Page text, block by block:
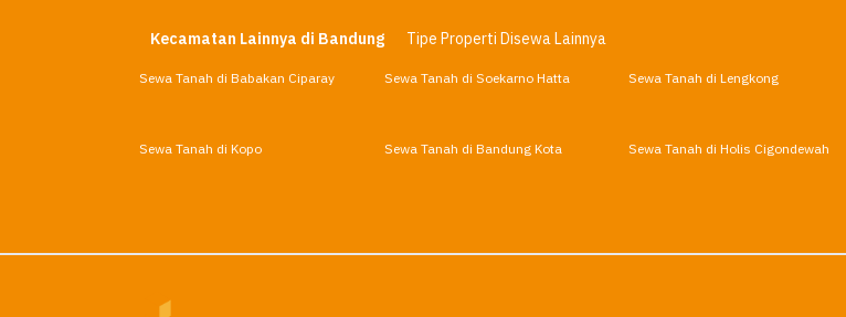
Kecamatan Lainnya di Bandung Tipe Properti Disewa Lainnya
Sewa Tanah di Babakan Ciparay Sewa Tanah di Soekarno Hatta Sewa Tanah di Lengkong
Sewa Tanah di Kopo Sewa Tanah di Bandung Kota Sewa Tanah di Holis Cigondewah